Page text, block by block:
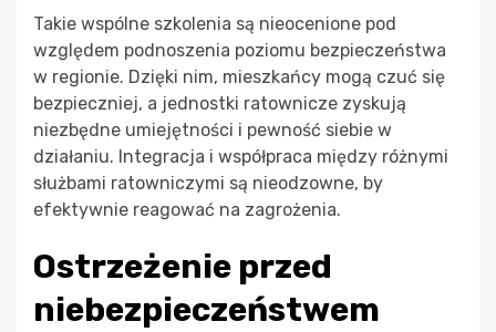
Takie wspólne szkolenia są nieocenione pod
względem podnoszenia poziomu bezpieczeństwa
w regionie. Dzięki nim, mieszkańcy mogą czuć się
bezpieczniej, a jednostki ratownicze zyskują
niezbędne umiejętności i pewność siebie w
działaniu. Integracja i współpraca między różnymi
służbami ratowniczymi są nieodzowne, by
efektywnie reagować na zagrożenia.
Ostrzeżenie przed
niebezpieczeństwem